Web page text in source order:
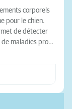
corporels
pour le chien.
de détecter
de maladies pro…